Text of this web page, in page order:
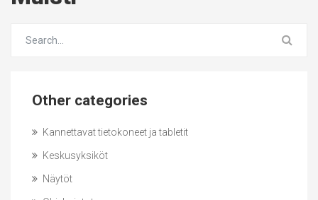
Other categories
Kannettavat tietokoneet ja tabletit
Keskusyksiköt
Näytöt